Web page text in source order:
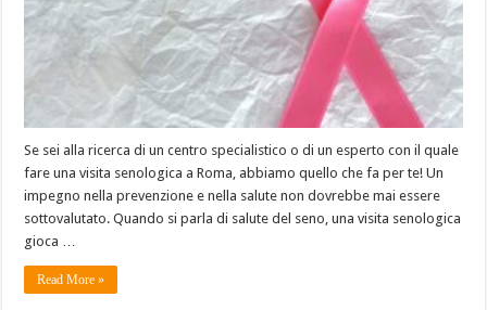
Se sei alla ricerca di un centro specialistico o di un esperto con il quale
fare una visita senologica a Roma, abbiamo quello che fa per te! Un
impegno nella prevenzione e nella salute non dovrebbe mai essere
sottovalutato. Quando si parla di salute del seno, una visita senologica
gioca …
Read More »